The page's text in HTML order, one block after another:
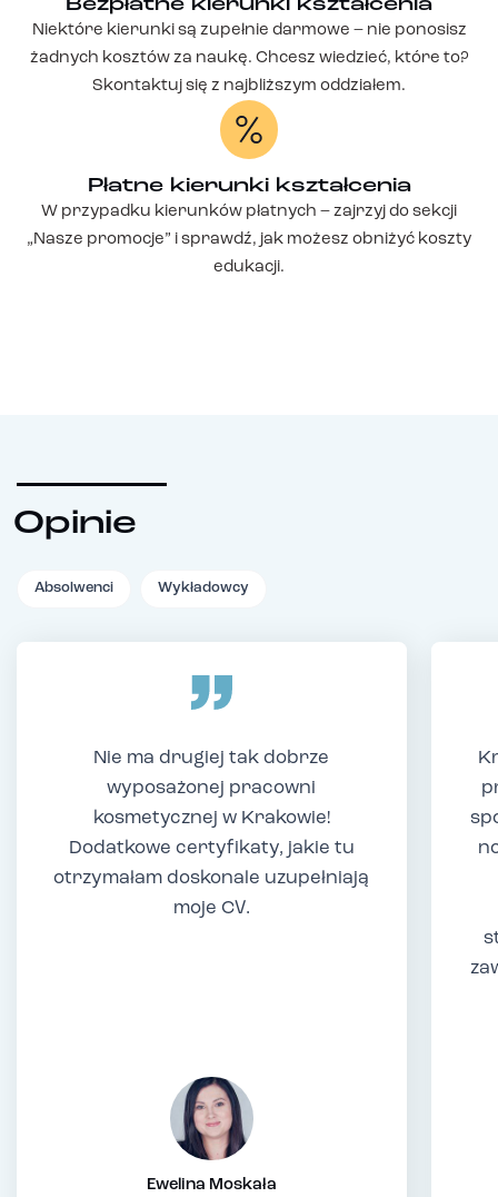
Bezpłatne kierunki kształcenia
Niektóre kierunki są zupełnie darmowe – nie ponosisz
żadnych kosztów za naukę. Chcesz wiedzieć, które to?
Skontaktuj się z najbliższym oddziałem.
Płatne kierunki kształcenia
W przypadku kierunków płatnych – zajrzyj do sekcji
„Nasze promocje” i sprawdź, jak możesz obniżyć koszty
edukacji.
Opinie
Absolwenci Wykładowcy
Nie ma drugiej tak dobrze
wyposażonej pracowni
kosmetycznej w Krakowie!
Dodatkowe certyfikaty, jakie tu
otrzymałam doskonale uzupełniają
moje CV.
Ewelina Moskała